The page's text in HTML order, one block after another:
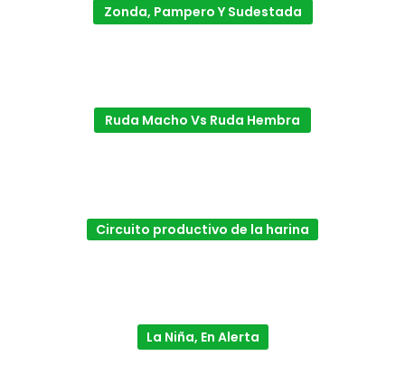
Zonda, Pampero Y Sudestada
Ruda Macho Vs Ruda Hembra
Circuito productivo de la harina
La Niña, En Alerta